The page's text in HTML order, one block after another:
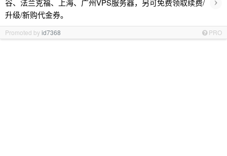
谷、法兰克福、上海、广州VPS服务器，另可免费领取续费/
升级/新购代金券。
Promoted byid7368 PRO